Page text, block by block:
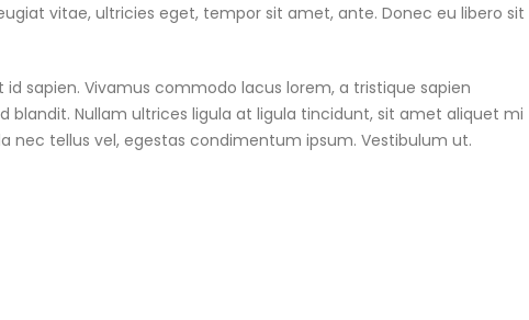
vitae, ultricies eget, tempor sit amet, ante. Donec eu libero sit
sapien. Vivamus commodo lacus lorem, a tristique sapien
blandit. Nullam ultrices ligula at ligula tincidunt, sit amet aliquet mi
nec tellus vel, egestas condimentum ipsum. Vestibulum ut.